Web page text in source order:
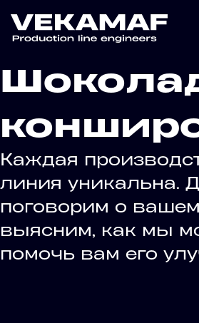
Каждая
линия уникальна.
поговорим о
выясним, как мы
помочь вам его